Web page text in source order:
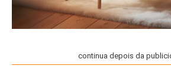
continua depois da